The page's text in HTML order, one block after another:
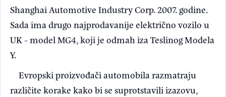
Shanghai Automotive Industry Corp. 2007. godine.
Sada ima drugo najprodavanije električno vozilo u
UK - model MG4, koji je odmah iza Teslinog Modela
Y.
Evropski proizvođači automobila razmatraju
različite korake kako bi se suprotstavili izazovu,